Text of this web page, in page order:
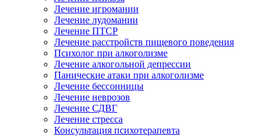
Лечение игромании
Лечение лудомании
Лечение ПТСР
Лечение расстройств пищевого поведения
Психолог при алкоголизме
Лечение алкогольной депрессии
Панические атаки при алкоголизме
Лечение бессонницы
Лечение неврозов
Лечение СДВГ
Лечение стресса
Консультация психотерапевта